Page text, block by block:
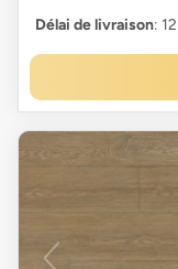
Délai de livraison: